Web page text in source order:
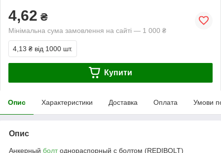
4,62 ₴
Мінімальна сума замовлення на сайті — 1 000 ₴
4,13 ₴ від 1000 шт.
Купити
Опис Характеристики Доставка Оплата Умови
Опис
Анкерный болтоднораспорный с болтом (REDIBOLT)